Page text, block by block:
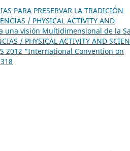
PARA PRESERVAR LA TRADICIÓN
/ PHYSICAL ACTIVITY AND
una visión Multidimensional de la
/ PHYSICAL ACTIVITY AND
2012 “International Convention on